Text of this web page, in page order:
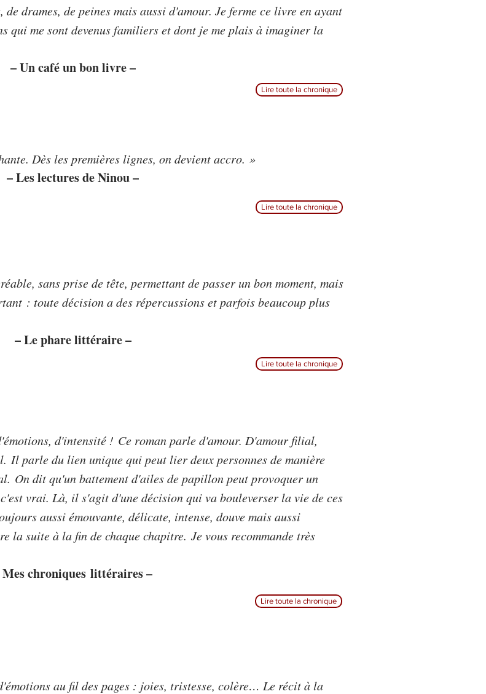
drames, de peines mais aussi d'amour. Je ferme ce livre en ayant
qui me sont devenus familiers et dont je me plais à imaginer la
– Un café un bon livre –
Lire toute la chronique
Dès les premières lignes, on devient accro. »
– Les lectures de Ninou –
Lire toute la chronique
sans prise de tête, permettant de passer un bon moment, mais
: toute décision a des répercussions et parfois beaucoup plus
– Le phare littéraire –
Lire toute la chronique
d'intensité ! Ce roman parle d'amour. D'amour filial,
Il parle du lien unique qui peut lier deux personnes de manière
On dit qu'un battement d'ailes de papillon peut provoquer un
vrai. Là, il s'agit d'une décision qui va bouleverser la vie de ces
aussi émouvante, délicate, intense, douve mais aussi
la suite à la fin de chaque chapitre. Je vous recommande très
Mes chroniques littéraires –
Lire toute la chronique
au fil des pages : joies, tristesse, colère… Le récit à la